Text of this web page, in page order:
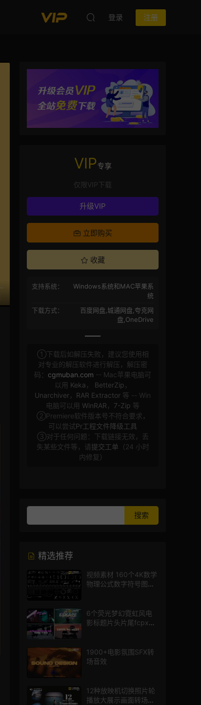
登录 注册
VIP专享
仅限VIP下载
升级VIP
立即购买
收藏
支持系统：
Windows系统和MAC苹果系
统
下载方式：
百度网盘,城通网盘,夸克网
盘,OneDrive
①下载后如解压失败，建议您使用相
对专业的解压软件进行解压，解压密
码： cgmuban.com -- Mac苹果电脑可
以用 Keka ， BetterZip ，
Unarchiver， RAR Extractor 等 -- Win
电脑可以用 WinRAR ， 7-Zip 等
②Premiere软件版本号不符合要求，
可以尝试Pr工程文件降级工具
③对于任何问题：下载链接无效，丢
失某些文件等，请提交工单 （24 小时
内修复）
精选推荐
视频素材 160个4K数学
物理公式数字符号图标
6个荧光梦幻霓虹风电
影标题片头片尾fcpx插
1900+电影氛围SFX转
场音效
12种放映机切换照片轮
播放大展示画面转场动